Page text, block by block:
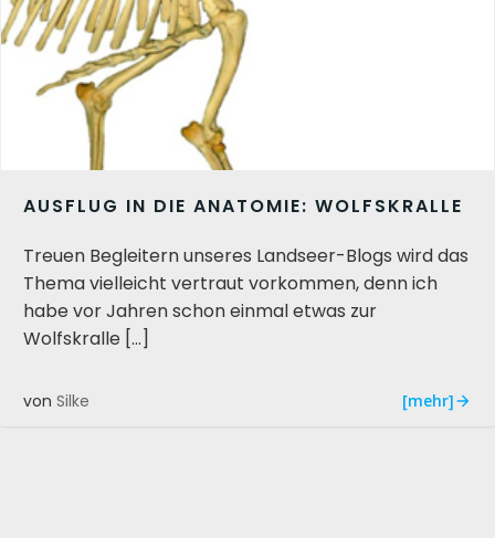
AUSFLUG IN DIE ANATOMIE: WOLFSKRALLE
Treuen Begleitern unseres Landseer-Blogs wird das
Thema vielleicht vertraut vorkommen, denn ich
habe vor Jahren schon einmal etwas zur
Wolfskralle […]
von Silke [mehr]